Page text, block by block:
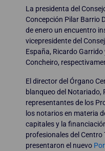
La presidenta del
Concepción Pilar Barrio
de enero un encuentro
vicepresidente del
España, Ricardo
Concheiro,
El director del Órgano
blanqueo del Notariado,
representantes de los
los notarios en materia
capitales y la
profesionales del
presentaron el nuevo